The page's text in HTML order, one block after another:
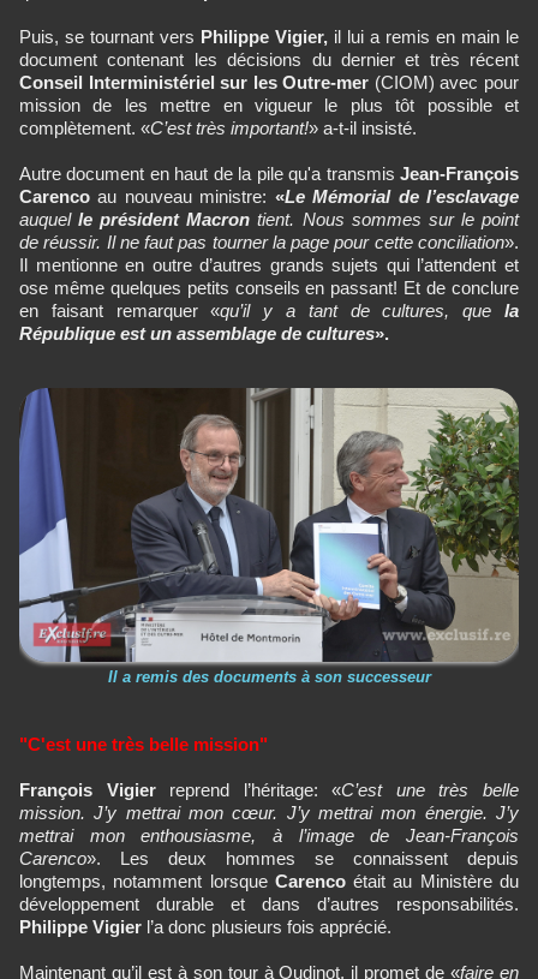
Puis, se tournant vers Philippe Vigier, il lui a remis en main le
document contenant les décisions du dernier et très récent
Conseil Interministériel sur les Outre-mer (CIOM) avec pour
mission de les mettre en vigueur le plus tôt possible et
complètement. «C’est très important!» a-t-il insisté.
Autre document en haut de la pile qu'a transmis Jean-François
Carenco au nouveau ministre: «Le Mémorial de l’esclavage
auquelle président Macron tient. Nous sommes sur le point
de réussir. Il ne faut pas tourner la page pour cette conciliation».
Il mentionne en outre d’autres grands sujets qui l’attendent et
ose même quelques petits conseils en passant! Et de conclure
en faisant remarquer «qu’il y a tant de cultures, quela
République est un assemblage de cultures».
Il a remis des documents à son successeur
"C'est une très belle mission"
François Vigier reprend l’héritage: «C’est une très belle
mission. J’y mettrai mon cœur. J’y mettrai mon énergie. J’y
mettrai mon enthousiasme, à l’image de Jean-François
Carenco». Les deux hommes se connaissent depuis
longtemps, notamment lorsqueCarencoétait au Ministère du
développement durable et dans d’autres responsabilités.
Philippe Vigier l’a donc plusieurs fois apprécié.
Maintenant qu’il est à son tour à Oudinot, il promet de «faire en